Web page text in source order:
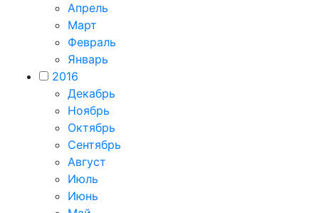
Апрель
Март
Февраль
Январь
2016
Декабрь
Ноябрь
Октябрь
Сентябрь
Август
Июль
Июнь